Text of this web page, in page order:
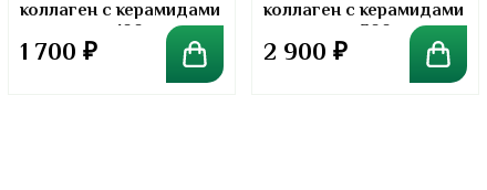
коллаген с керамидами
в порошке. 100 грамм
1 700 ₽
коллаген с керамидами
в порошке. 300 грамм
2 900 ₽